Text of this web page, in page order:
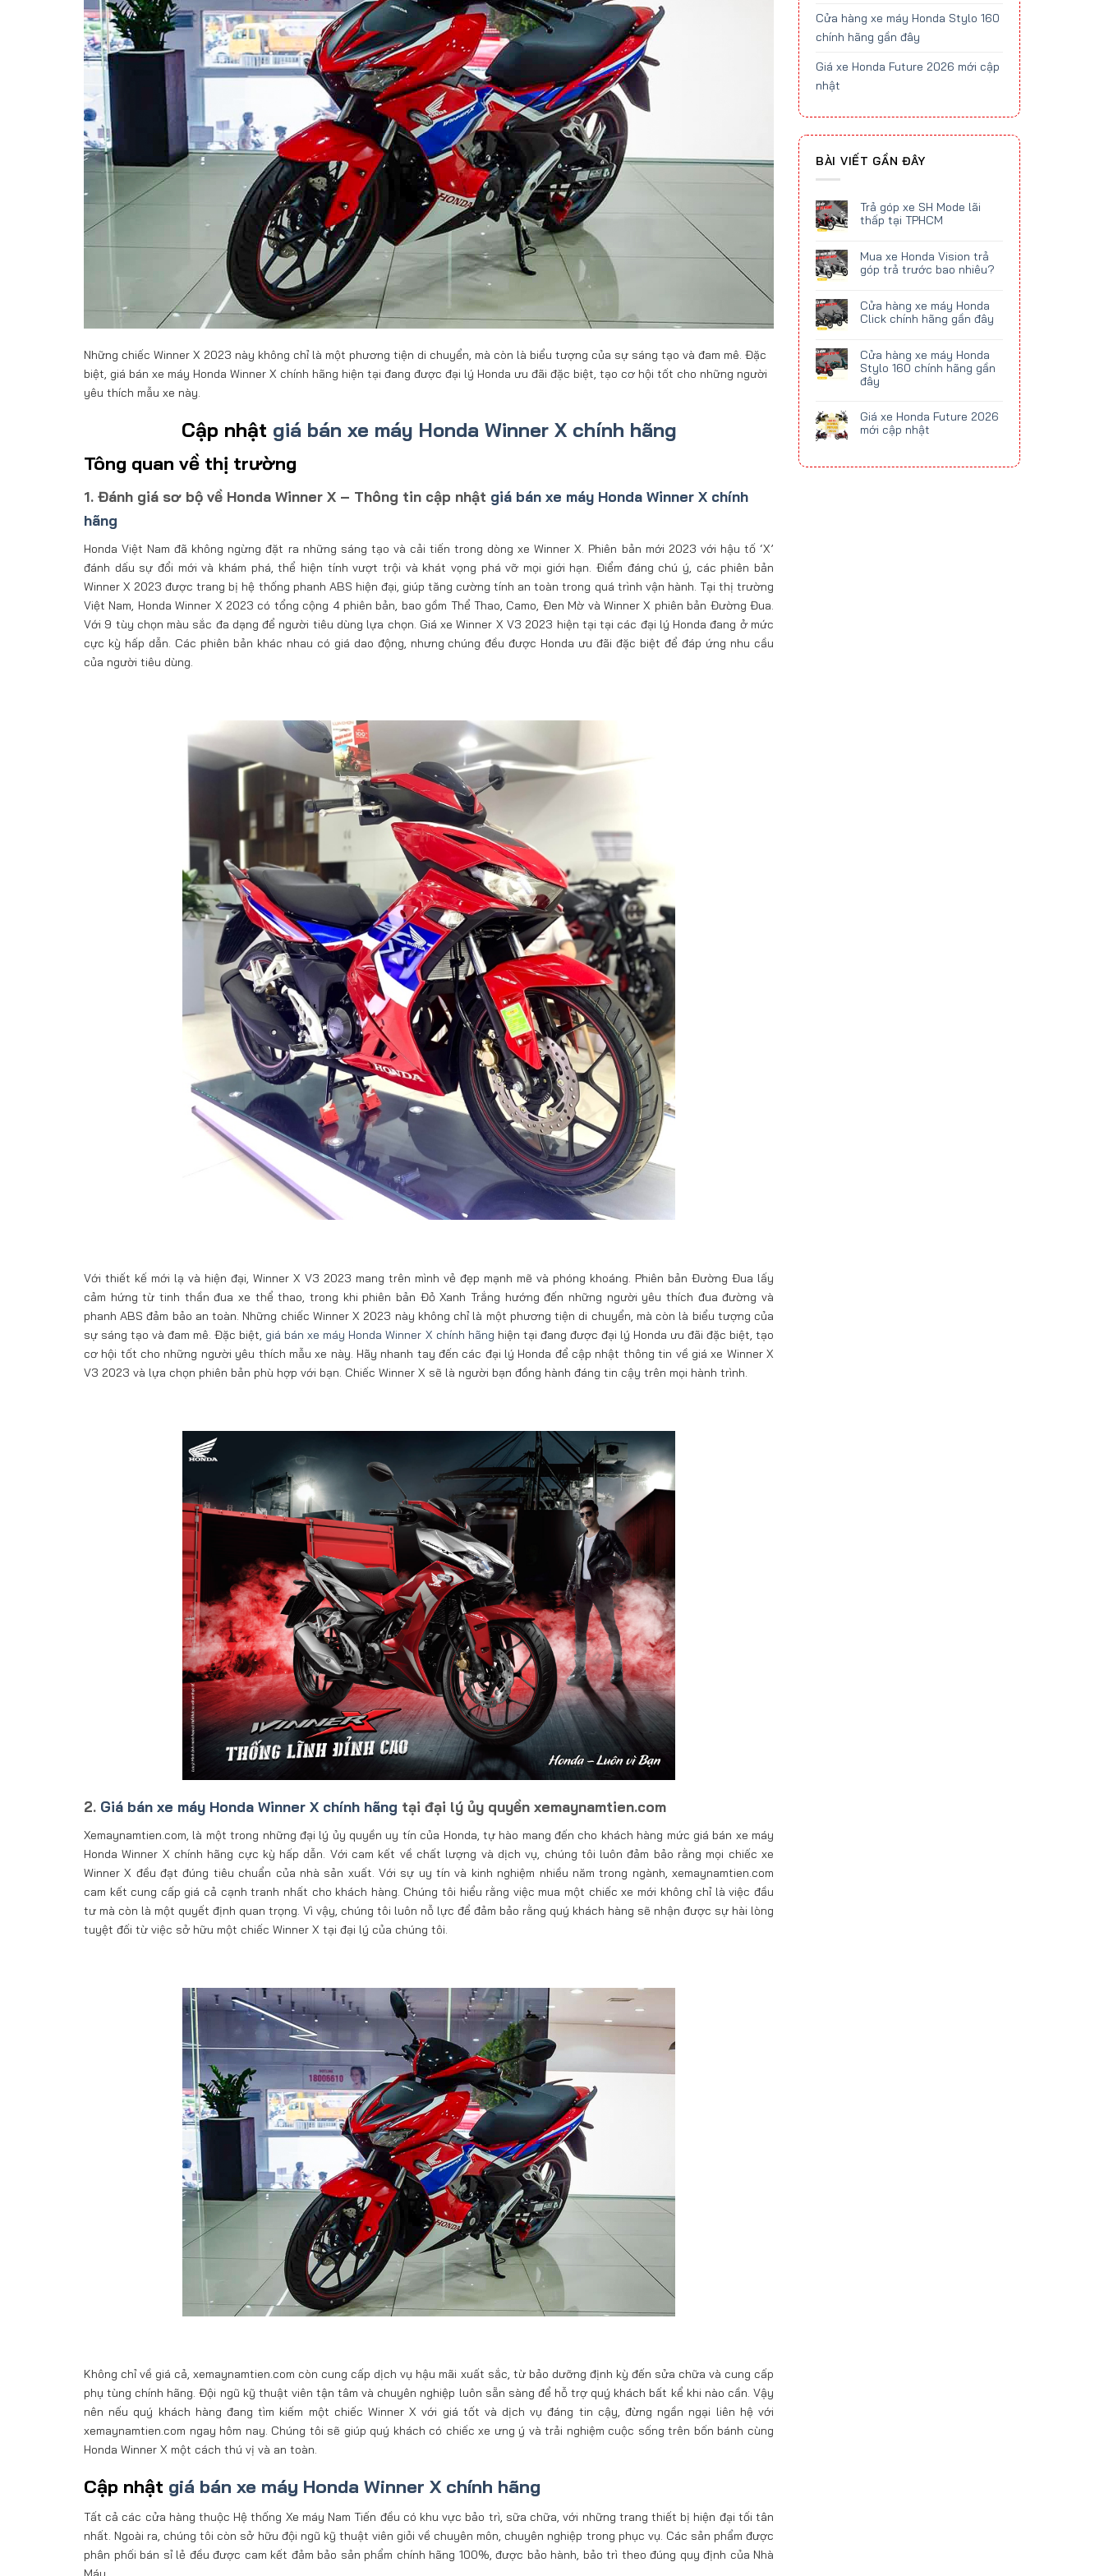
Những chiếc Winner X 2023 này không chỉ là một phương tiện di chuyển, mà còn là biểu tượng của sự sáng tạo và đam mê. Đặc
biệt, giá bán xe máy Honda Winner X chính hãng hiện tại đang được đại lý Honda ưu đãi đặc biệt, tạo cơ hội tốt cho những người
yêu thích mẫu xe này.
Cập nhật giá bán xe máy Honda Winner X chính hãng
Tông quan về thị trường
1. Đánh giá sơ bộ về Honda Winner X – Thông tin cập nhật giá bán xe máy Honda Winner X chính
hãng
Honda Việt Nam đã không ngừng đặt ra những sáng tạo và cải tiến trong dòng xe Winner X. Phiên bản mới 2023 với hậu tố ‘X’
đánh dấu sự đổi mới và khám phá, thể hiện tính vượt trội và khát vọng phá vỡ mọi giới hạn. Điểm đáng chú ý, các phiên bản
Winner X 2023 được trang bị hệ thống phanh ABS hiện đại, giúp tăng cường tính an toàn trong quá trình vận hành. Tại thị trường
Việt Nam, Honda Winner X 2023 có tổng cộng 4 phiên bản, bao gồm Thể Thao, Camo, Đen Mờ và Winner X phiên bản Đường Đua.
Với 9 tùy chọn màu sắc đa dạng để người tiêu dùng lựa chọn. Giá xe Winner X V3 2023 hiện tại tại các đại lý Honda đang ở mức
cực kỳ hấp dẫn. Các phiên bản khác nhau có giá dao động, nhưng chúng đều được Honda ưu đãi đặc biệt để đáp ứng nhu cầu
của người tiêu dùng.
Với thiết kế mới lạ và hiện đại, Winner X V3 2023 mang trên mình vẻ đẹp mạnh mẽ và phóng khoáng. Phiên bản Đường Đua lấy
cảm hứng từ tinh thần đua xe thể thao, trong khi phiên bản Đỏ Xanh Trắng hướng đến những người yêu thích đua đường và
phanh ABS đảm bảo an toàn. Những chiếc Winner X 2023 này không chỉ là một phương tiện di chuyển, mà còn là biểu tượng của
sự sáng tạo và đam mê. Đặc biệt, giá bán xe máy Honda Winner X chính hãng hiện tại đang được đại lý Honda ưu đãi đặc biệt, tạo
cơ hội tốt cho những người yêu thích mẫu xe này. Hãy nhanh tay đến các đại lý Honda để cập nhật thông tin về giá xe Winner X
V3 2023 và lựa chọn phiên bản phù hợp với bạn. Chiếc Winner X sẽ là người bạn đồng hành đáng tin cậy trên mọi hành trình.
2. Giá bán xe máy Honda Winner X chính hãng tại đại lý ủy quyền xemaynamtien.com
Xemaynamtien.com, là một trong những đại lý ủy quyền uy tín của Honda, tự hào mang đến cho khách hàng mức giá bán xe máy
Honda Winner X chính hãng cực kỳ hấp dẫn. Với cam kết về chất lượng và dịch vụ, chúng tôi luôn đảm bảo rằng mọi chiếc xe
Winner X đều đạt đúng tiêu chuẩn của nhà sản xuất. Với sự uy tín và kinh nghiệm nhiều năm trong ngành, xemaynamtien.com
cam kết cung cấp giá cả cạnh tranh nhất cho khách hàng. Chúng tôi hiểu rằng việc mua một chiếc xe mới không chỉ là việc đầu
tư mà còn là một quyết định quan trọng. Vì vậy, chúng tôi luôn nỗ lực để đảm bảo rằng quý khách hàng sẽ nhận được sự hài lòng
tuyệt đối từ việc sở hữu một chiếc Winner X tại đại lý của chúng tôi.
Không chỉ về giá cả, xemaynamtien.com còn cung cấp dịch vụ hậu mãi xuất sắc, từ bảo dưỡng định kỳ đến sửa chữa và cung cấp
phụ tùng chính hãng. Đội ngũ kỹ thuật viên tận tâm và chuyên nghiệp luôn sẵn sàng để hỗ trợ quý khách bất kể khi nào cần. Vậy
nên nếu quý khách hàng đang tìm kiếm một chiếc Winner X với giá tốt và dịch vụ đáng tin cậy, đừng ngần ngại liên hệ với
xemaynamtien.com ngay hôm nay. Chúng tôi sẽ giúp quý khách có chiếc xe ưng ý và trải nghiệm cuộc sống trên bốn bánh cùng
Honda Winner X một cách thú vị và an toàn.
Cập nhật giá bán xe máy Honda Winner X chính hãng
Tất cả các cửa hàng thuộc Hệ thống Xe máy Nam Tiến đều có khu vực bảo trì, sữa chữa, với những trang thiết bị hiện đại tối tân
nhất. Ngoài ra, chúng tôi còn sở hữu đội ngũ kỹ thuật viên giỏi về chuyên môn, chuyên nghiệp trong phục vụ. Các sản phẩm được
phân phối bán sỉ lẻ đều được cam kết đảm bảo sản phẩm chính hãng 100%, được bảo hành, bảo trì theo đúng quy định của Nhà
Cửa hàng xe máy Honda Stylo 160
chính hãng gần đây
Giá xe Honda Future 2026 mới cập
nhật
BÀI VIẾT GẦN ĐÂY
Trả góp xe SH Mode lãi
thấp tại TPHCM
Mua xe Honda Vision trả
góp trả trước bao nhiêu?
Cửa hàng xe máy Honda
Click chính hãng gần đây
Cửa hàng xe máy Honda
Stylo 160 chính hãng gần
đây
Giá xe Honda Future 2026
mới cập nhật